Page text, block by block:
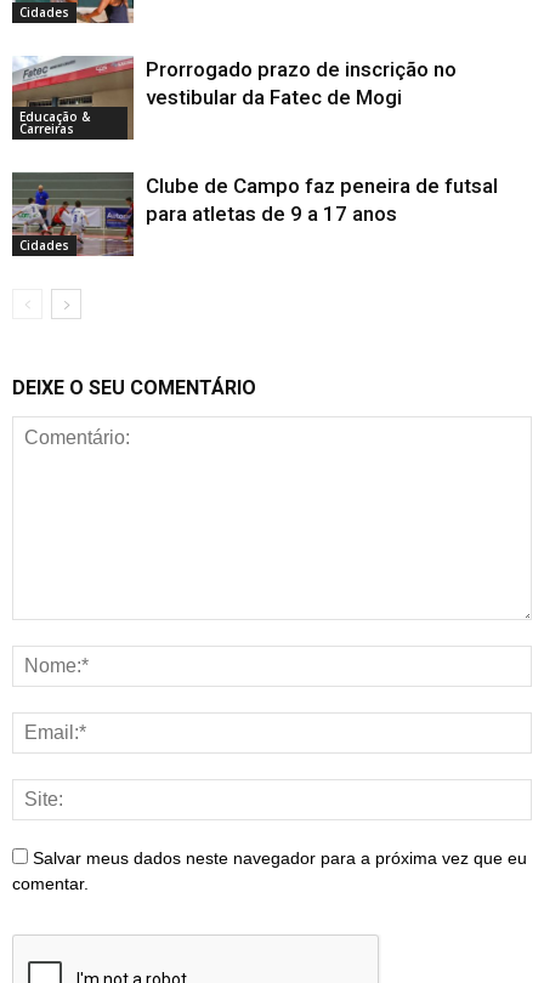
Cidades
Educação &
Carreiras
Prorrogado prazo de inscrição no
vestibular da Fatec de Mogi
Cidades
Clube de Campo faz peneira de futsal
para atletas de 9 a 17 anos
DEIXE O SEU COMENTÁRIO
Salvar meus dados neste navegador para a próxima vez que eu
comentar.